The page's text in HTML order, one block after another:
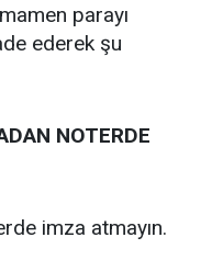
parayı
ederek şu
NOTERDE
imza atmayın.